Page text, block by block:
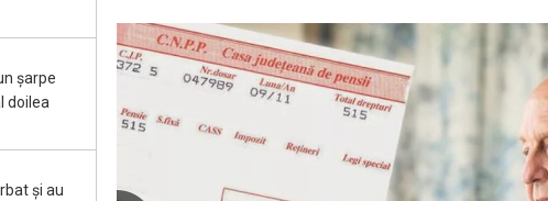
șarpe
doilea
și au